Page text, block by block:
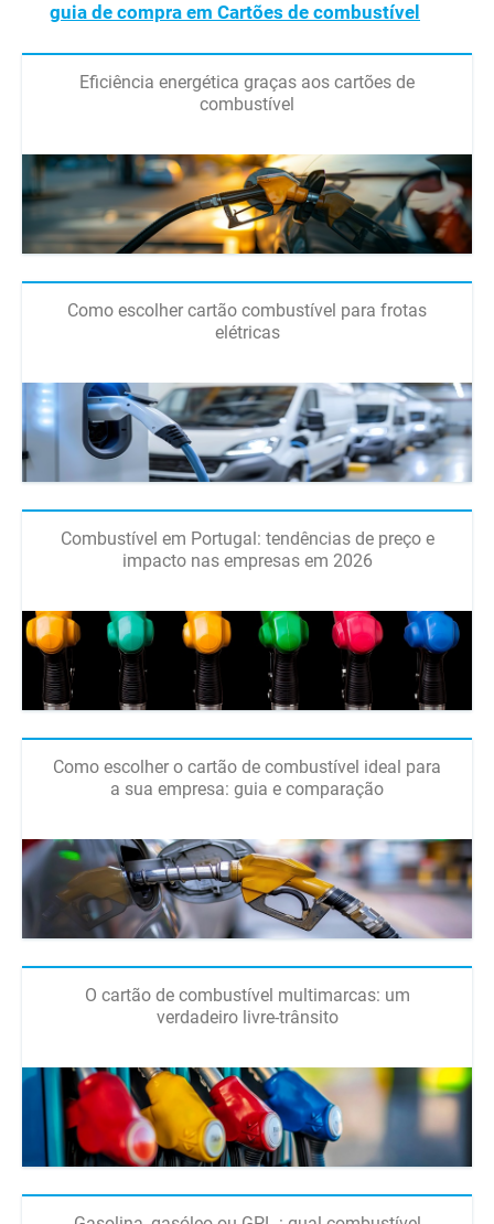
guia de compra em Cartões de combustível
Eficiência energética graças aos cartões de
combustível
Como escolher cartão combustível para frotas
elétricas
Combustível em Portugal: tendências de preço e
impacto nas empresas em 2026
Como escolher o cartão de combustível ideal para
a sua empresa: guia e comparação
O cartão de combustível multimarcas: um
verdadeiro livre-trânsito